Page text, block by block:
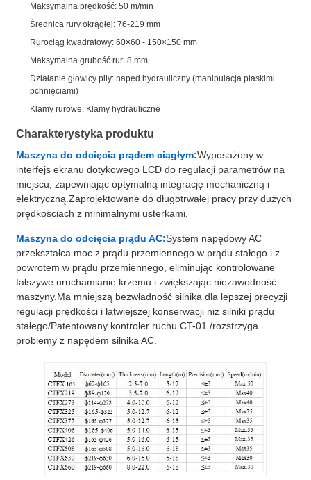
Maksymalna prędkość: 50 m/min
Średnica rury okrągłej: 76-219 mm
Rurociąg kwadratowy: 60×60 - 150×150 mm
Maksymalna grubość rur: 8 mm
Działanie głowicy piły: napęd hydrauliczny (manipulacja płaskimi
pchnięciami)
Klamy rurowe: Klamy hydrauliczne
Charakterystyka produktu
Maszyna do odcięcia prądem ciągłym:Wyposażony w
interfejs ekranu dotykowego LCD do regulacji parametrów na
miejscu, zapewniając optymalną integrację mechaniczną i
elektryczną.Zaprojektowane do długotrwałej pracy przy dużych
prędkościach z minimalnymi usterkami.
Maszyna do odcięcia prądu AC:System napędowy AC
przekształca moc z prądu przemiennego w prądu stałego i z
powrotem w prądu przemiennego, eliminując kontrolowane
fałszywe uruchamianie krzemu i zwiększając niezawodność
maszyny.Ma mniejszą bezwładność silnika dla lepszej precyzji
regulacji prędkości i łatwiejszej konserwacji niż silniki prądu
stałego/Patentowany kontroler ruchu CT-01 /rozstrzyga
problemy z napędem silnika AC.